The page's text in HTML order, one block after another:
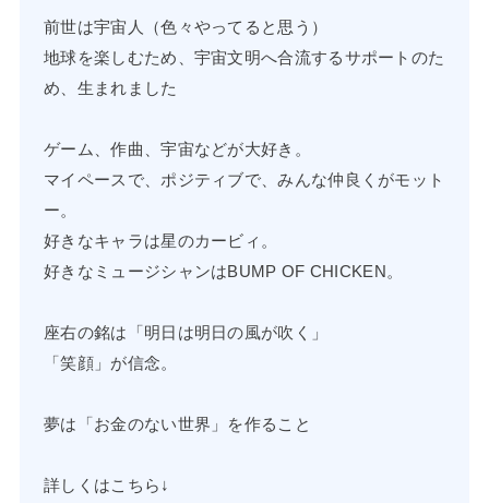
前世は宇宙人（色々やってると思う）
地球を楽しむため、宇宙文明へ合流するサポートのた
め、生まれました
ゲーム、作曲、宇宙などが大好き。
マイペースで、ポジティブで、みんな仲良くがモット
ー。
好きなキャラは星のカービィ。
好きなミュージシャンはBUMP OF CHICKEN。
座右の銘は「明日は明日の風が吹く」
「笑顔」が信念。
夢は「お金のない世界」を作ること
詳しくはこちら↓